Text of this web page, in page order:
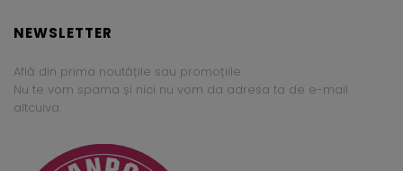
NEWSLETTER
Află din prima noutățile sau promoțiile.
Nu te vom spama și nici nu vom da adresa ta de e-mail
altcuiva.